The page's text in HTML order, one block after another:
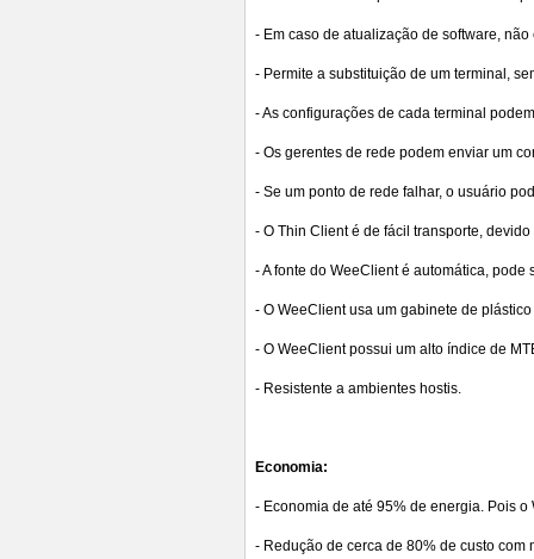
- Em caso de atualização de software,
- Permite a substituição de um terminal,
- As configurações de cada terminal
- Os gerentes de rede podem enviar um
- Se um ponto de rede falhar, o usuário
- O Thin Client é de fácil transporte,
- A fonte do WeeClient é automática,
- O WeeClient usa um gabinete de
- O WeeClient possui um alto índice de
- Resistente a ambientes hostis.
Economia:
- Economia de até 95% de energia. Pois
- Redução de cerca de 80% de custo com